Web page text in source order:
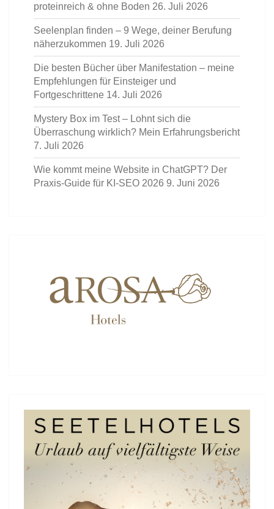
proteinreich & ohne Boden 26. Juli 2026
Seelenplan finden – 9 Wege, deiner Berufung
näherzukommen 19. Juli 2026
Die besten Bücher über Manifestation – meine
Empfehlungen für Einsteiger und
Fortgeschrittene 14. Juli 2026
Mystery Box im Test – Lohnt sich die
Überraschung wirklich? Mein Erfahrungsbericht
7. Juli 2026
Wie kommt meine Website in ChatGPT? Der
Praxis-Guide für KI-SEO 2026 9. Juni 2026